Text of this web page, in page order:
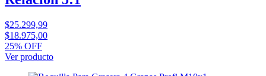
$25.299,99
$18.975,00
25% OFF
Ver producto